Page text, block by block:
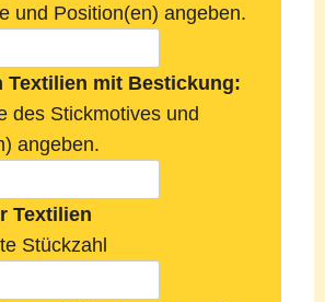
und Position(en) angeben.
Textilien mit Bestickung:
des Stickmotives und
angeben.
Textilien
Stückzahl